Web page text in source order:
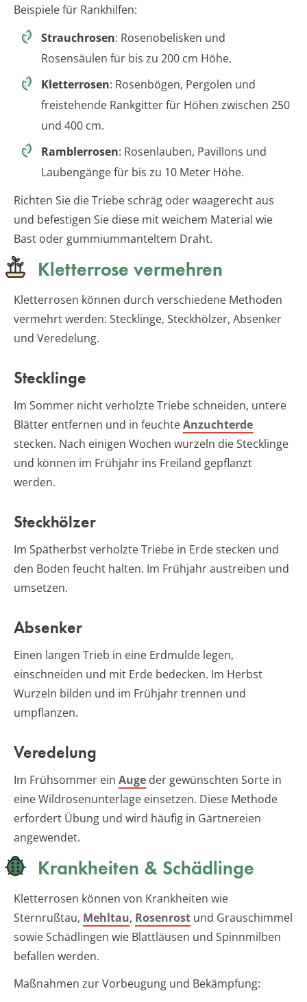
Beispiele für Rankhilfen:
Strauchrosen: Rosenobelisken und
Rosensäulen für bis zu 200 cm Höhe.
Kletterrosen: Rosenbögen, Pergolen und
freistehende Rankgitter für Höhen zwischen 250
und 400 cm.
Ramblerrosen: Rosenlauben, Pavillons und
Laubengänge für bis zu 10 Meter Höhe.
Richten Sie die Triebe schräg oder waagerecht aus
und befestigen Sie diese mit weichem Material wie
Bast oder gummiummanteltem Draht.
Kletterrose vermehren
Kletterrosen können durch verschiedene Methoden
vermehrt werden: Stecklinge, Steckhölzer, Absenker
und Veredelung.
Stecklinge
Im Sommer nicht verholzte Triebe schneiden, untere
Blätter entfernen und in feuchteAnzuchterde
stecken. Nach einigen Wochen wurzeln die Stecklinge
und können im Frühjahr ins Freiland gepflanzt
werden.
Steckhölzer
Im Spätherbst verholzte Triebe in Erde stecken und
den Boden feucht halten. Im Frühjahr austreiben und
umsetzen.
Absenker
Einen langen Trieb in eine Erdmulde legen,
einschneiden und mit Erde bedecken. Im Herbst
Wurzeln bilden und im Frühjahr trennen und
umpflanzen.
Veredelung
Im Frühsommer ein Auge der gewünschten Sorte in
eine Wildrosenunterlage einsetzen. Diese Methode
erfordert Übung und wird häufig in Gärtnereien
angewendet.
Krankheiten & Schädlinge
Kletterrosen können von Krankheiten wie
Sternrußtau, Mehltau, Rosenrost und Grauschimmel
sowie Schädlingen wie Blattläusen und Spinnmilben
befallen werden.
Maßnahmen zur Vorbeugung und Bekämpfung: